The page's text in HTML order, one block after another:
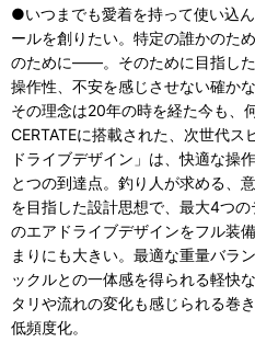
●いつまでも愛着を持って使い込
ールを創りたい。特定の誰かのた
のために――。そのために目指し
操作性、不安を感じさせない確か
その理念は20年の時を経た今も、
CERTATEに搭載された、次世代
ドライブデザイン」は、快適な操
とつの到達点。釣り人が求める、
を目指した設計思想で、最大4つ
のエアドライブデザインをフル装
まりにも大きい。最適な重量バラ
ックルとの一体感を得られる軽快
タリや流れの変化も感じられる巻
低頻度化。